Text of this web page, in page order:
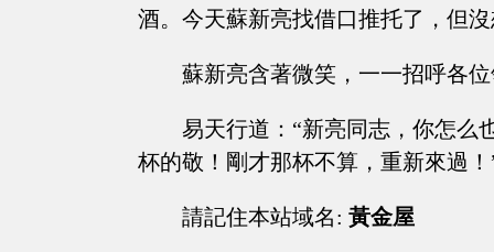
酒。今天蘇新亮找借口推托了，但
蘇新亮含著微笑，一一招呼各
易天行道：“新亮同志，你怎么
杯的敬！剛才那杯不算，重新來過！
請記住本站域名: 黃金屋